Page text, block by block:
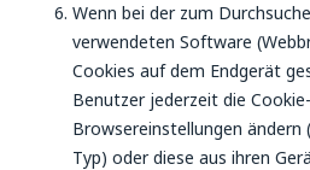
Wenn bei der zum
verwendeten Software
Cookies auf dem Endgerät
Benutzer jederzeit die
Browsereinstellungen ändern
Typ) oder diese aus ihren